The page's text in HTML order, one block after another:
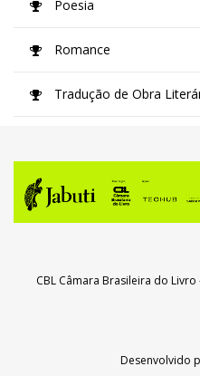
Poesia
Romance
Tradução de Obra
CBL Câmara Brasileira do Livro
Desenvolvido